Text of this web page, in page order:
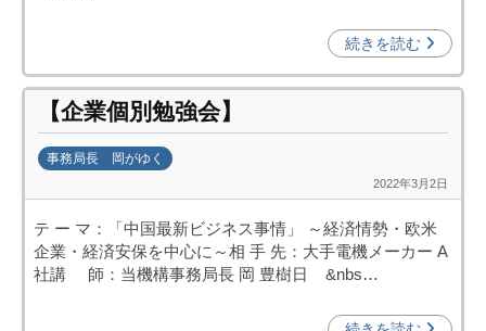
i
続きを読む
【企業個別勉強会】
事務局長 岡がゆく
2022年3月2日
日
中
テ ー マ：「中国最新ビジネス事情」 ～経済情勢・欧米
企業・経済安保を中心に～相 手 先：大手電機メーカー A
社講 師：当機構事務局長 岡 豊樹日 &nbs…